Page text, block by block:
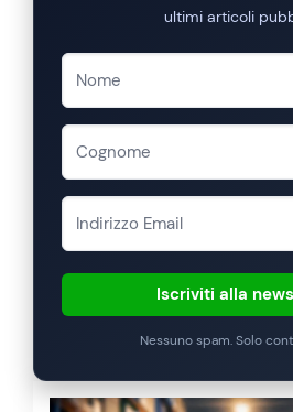
ultimi articoli
Iscriviti alla
Nessuno spam. Solo